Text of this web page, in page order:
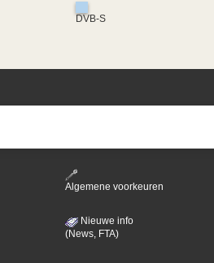
DVB-S
Algemene voorkeuren
Nieuwe info
(News, FTA)